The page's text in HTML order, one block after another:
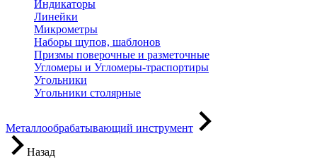
Индикаторы
Линейки
Микрометры
Наборы щупов, шаблонов
Призмы поверочные и разметочные
Угломеры и Угломеры-траспортиры
Угольники
Угольники столярные
Металлообрабатывающий инструмент
Назад